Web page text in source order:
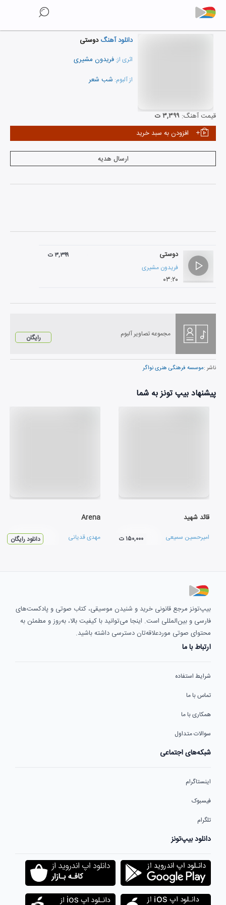
دانلود آهنگدوستی
اثری از: فریدون مشیری
از آلبوم: شب شعر
قیمت آهنگ: ۳,۳۹۹ ت
افزودن به سبد خرید
ارسال هدیه
دوستی
فریدون مشیری
۰۳:۲۰
۳,۳۹۹ ت
مجموعه تصاویر آلبوم رایگان
ناشر :موسسه فرهنگی هنری نواگر
پیشنهاد بیپ تونز به شما
قائد شهید
امیرحسین سمیعی ۱۵۰,۰۰۰ ت
Arena
مهدی قدیانی دانلود رایگان
بیپ‌تونز مرجع قانونی خرید و شنیدن موسیقی، کتاب صوتی و پادکست‌های
فارسی و بین‌المللی است. اینجا می‌توانید با کیفیت بالا، به‌روز و مطمئن به
محتوای صوتی موردعلاقه‌تان دسترسی داشته باشید.
ارتباط با ما
شرایط استفاده
تماس با ما
همکاری با ما
سوالات متداول
شبکه‌های اجتماعی
اینستاگرام
فیسبوک
تلگرام
دانلود بیپ‌تونز